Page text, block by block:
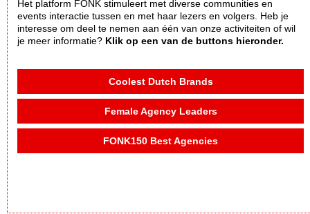
Het platform FONK stimuleert met diverse communities en
events interactie tussen en met haar lezers en volgers. Heb je
interesse om deel te nemen aan één van onze activiteiten of wil
je meer informatie? Klik op een van de buttons hieronder.
Coolest Dutch Brands
Female Agency Leaders
FONK150 Best Agencies